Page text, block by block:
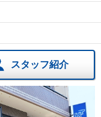
スタッフ紹介